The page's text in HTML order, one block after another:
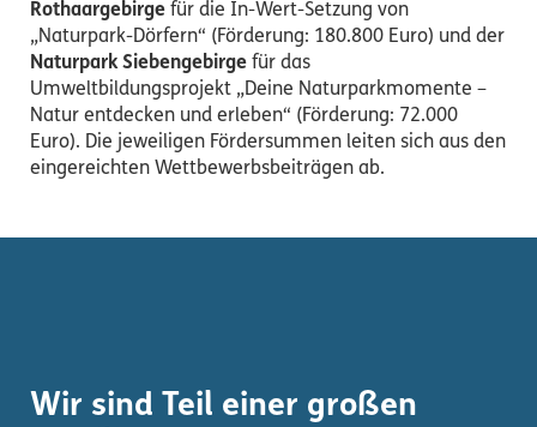
Rothaargebirge für die In-Wert-Setzung von
„Naturpark-Dörfern“ (Förderung: 180.800 Euro) und der
Naturpark Siebengebirge für das
Umweltbildungsprojekt „Deine Naturparkmomente –
Natur entdecken und erleben“ (Förderung: 72.000
Euro). Die jeweiligen Fördersummen leiten sich aus den
eingereichten Wettbewerbsbeiträgen ab.
Wir sind Teil einer großen